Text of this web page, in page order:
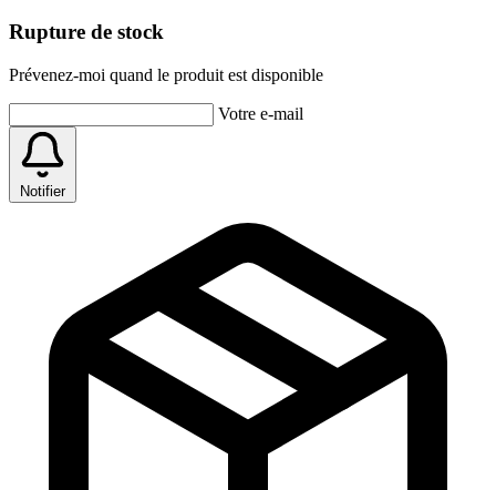
Rupture de stock
Prévenez-moi quand le produit est disponible
Votre e-mail
Notifier